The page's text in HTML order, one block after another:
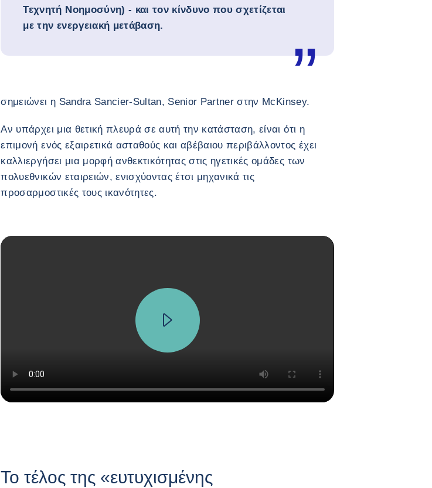
Τεχνητή Νοημοσύνη) - και τον κίνδυνο που σχετίζεται
με την ενεργειακή μετάβαση.
σημειώνει η Sandra Sancier-Sultan, Senior Partner στην McKinsey.
Αν υπάρχει μια θετική πλευρά σε αυτή την κατάσταση, είναι ότι η
επιμονή ενός εξαιρετικά ασταθούς και αβέβαιου περιβάλλοντος έχει
καλλιεργήσει μια μορφή ανθεκτικότητας στις ηγετικές ομάδες των
πολυεθνικών εταιρειών, ενισχύοντας έτσι μηχανικά τις
προσαρμοστικές τους ικανότητες.
Το τέλος της «ευτυχισμένης